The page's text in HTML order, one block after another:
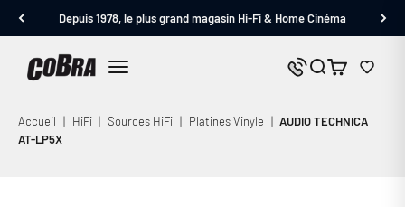
Depuis 1978, le plus grand magasin Hi-Fi & Home Cinéma
Cobra.fr
Nous contacter
Panier
Accueil | HiFi | Sources HiFi | Platines Vinyle | AUDIO TECHNICA
AT-LP5X